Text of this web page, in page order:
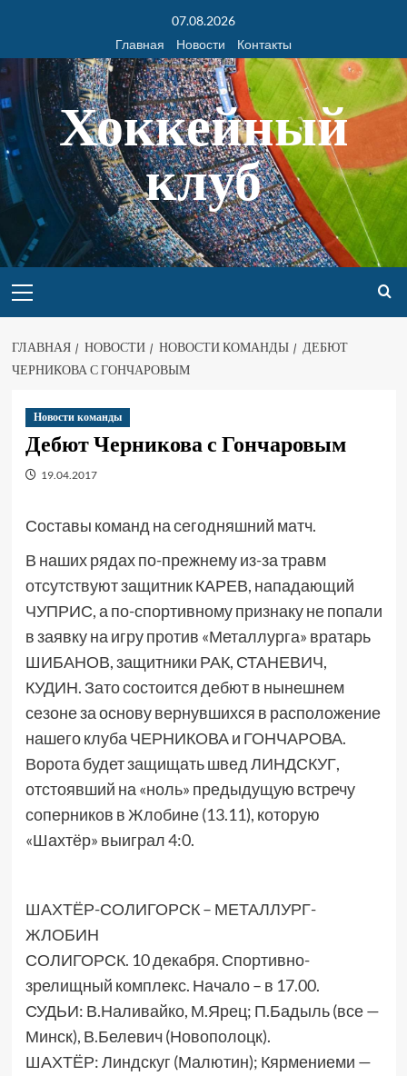
07.08.2026
Главная
Новости Контакты
Хоккейный
клуб
ГЛАВНАЯ НОВОСТИ НОВОСТИ КОМАНДЫ
ДЕБЮТ
ЧЕРНИКОВА С ГОНЧАРОВЫМ
Новости команды
Дебют Черникова с Гончаровым
19.04.2017
Составы команд на сегодняшний матч.
В наших рядах по-прежнему из-за травм
отсутствуют защитник КАРЕВ, нападающий
ЧУПРИС, а по-спортивному признаку не попали
в заявку на игру против «Металлурга» вратарь
ШИБАНОВ, защитники РАК, СТАНЕВИЧ,
КУДИН. Зато состоится дебют в нынешнем
сезоне за основу вернувшихся в расположение
нашего клуба ЧЕРНИКОВА и ГОНЧАРОВА.
Ворота будет защищать швед ЛИНДСКУГ,
отстоявший на «ноль» предыдущую встречу
соперников в Жлобине (13.11), которую
«Шахтёр» выиграл 4:0.
ШАХТЁР-СОЛИГОРСК – МЕТАЛЛУРГ-
ЖЛОБИН
СОЛИГОРСК. 10 декабря. Спортивно-
зрелищный комплекс. Начало – в 17.00.
СУДЬИ: В.Наливайко, М.Ярец; П.Бадыль (все —
Минск), В.Белевич (Новополоцк).
ШАХТЁР: Линдскуг (Малютин); Кярмениеми —